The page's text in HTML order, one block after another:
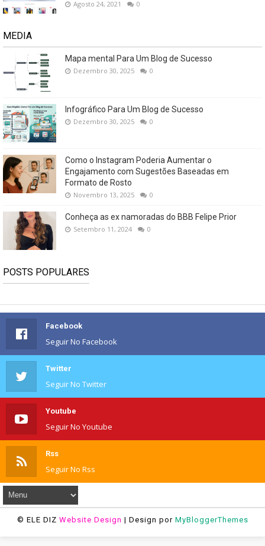
Agosto 24, 2021 0
MEDIA
Mapa mental Para Um Blog de Sucesso
Dezembro 30, 2025 0
Infográfico Para Um Blog de Sucesso
Dezembro 30, 2025 0
Como o Instagram Poderia Aumentar o
Engajamento com Sugestões Baseadas em
Formato de Rosto
Novembro 13, 2025 0
Conheça as ex namoradas do BBB Felipe Prior
Setembro 11, 2024 0
POSTS POPULARES
Facebook
Seguir No Facebook
Twitter
Seguir No Twitter
Youtube
Seguir No Youtube
Rss
Seguir No Rss
© ELE DIZ Website Design | Design por MyBloggerThemes